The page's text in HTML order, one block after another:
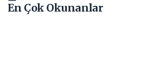
En Çok Okunanlar